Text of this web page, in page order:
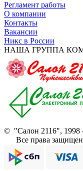
Регламент работы
О компании
Контакты
Вакансии
Никс в России
НАША ГРУППА
© "Салон 2116", 1998
Все права